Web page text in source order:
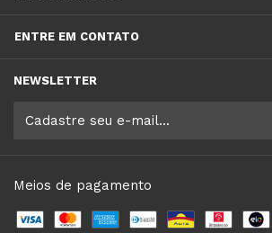
ENTRE EM CONTATO
NEWSLETTER
Meios de pagamento